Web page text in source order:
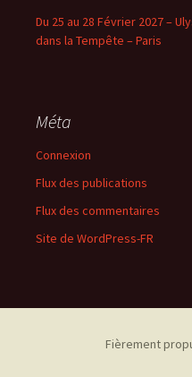
Du 25 au 28 Février 2027 –
dans la Tempête – Paris
Méta
Connexion
Flux des publications
Flux des commentaires
Site de WordPress-FR
Fièrement